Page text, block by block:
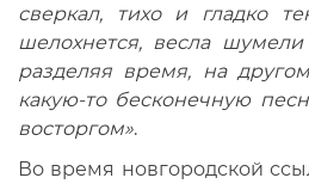
сверкал, тихо и гладко
шелохнется, весла
разделяя время, на
какую-то бесконечную
восторгом».
Во время новгородской